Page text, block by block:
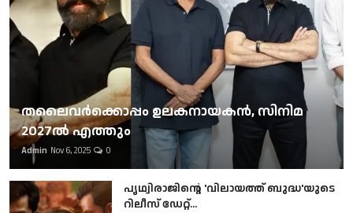
തലൈവര്‍ക്കൊപ്പം ഉലകനായകന്‍, സിനിമ
2027ല്‍ എത്തും
Admin Nov 6, 2025 0
പൃഥ്വിരാജിന്റെ 'വിലായത്ത് ബുദ്ധ'യുടെ
റിലീസ് ഡേറ്റ്...